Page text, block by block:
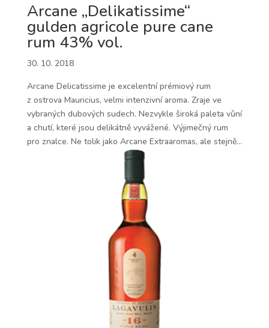
Arcane „Delikatissime“
gulden agricole pure cane
rum 43% vol.
30. 10. 2018
Arcane Delicatissime je excelentní prémiový rum
z ostrova Mauricius, velmi intenzivní aroma. Zraje ve
vybraných dubových sudech. Nezvykle široká paleta vůní
a chutí, které jsou delikátně vyvážené. Výjimečný rum
pro znalce. Ne tolik jako Arcane Extraaromas, ale stejně...